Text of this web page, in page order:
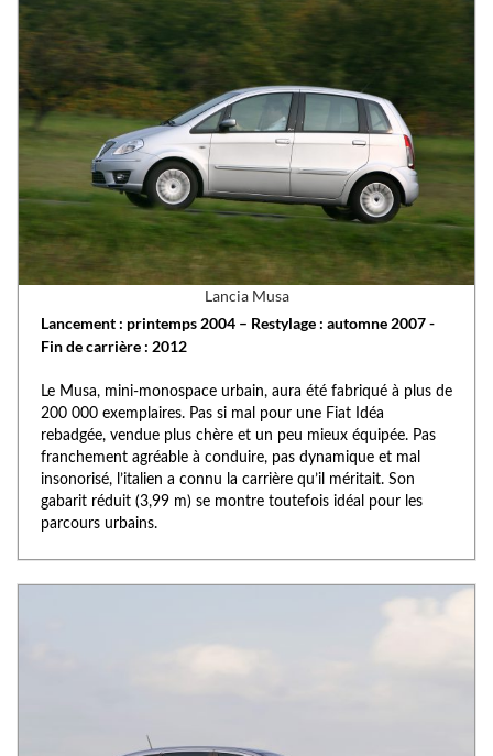
Lancia Musa
Lancement : printemps 2004 – Restylage : automne 2007 -
Fin de carrière : 2012
Le Musa, mini-monospace urbain, aura été fabriqué à plus de
200 000 exemplaires. Pas si mal pour une Fiat Idéa
rebadgée, vendue plus chère et un peu mieux équipée. Pas
franchement agréable à conduire, pas dynamique et mal
insonorisé, l’italien a connu la carrière qu’il méritait. Son
gabarit réduit (3,99 m) se montre toutefois idéal pour les
parcours urbains.